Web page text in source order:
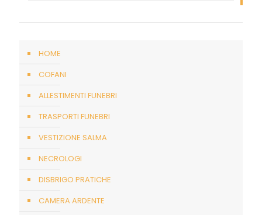
HOME
COFANI
ALLESTIMENTI FUNEBRI
TRASPORTI FUNEBRI
VESTIZIONE SALMA
NECROLOGI
DISBRIGO PRATICHE
CAMERA ARDENTE